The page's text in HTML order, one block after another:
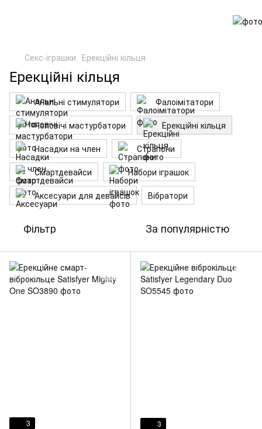
Секс-іграшки Ерекційні кільця
Ерекційні кільця
Анальні стимулятори
Фалоімітатори
Чоловічі мастурбатори
Ерекційні кільця
Насадки на член
Страпони
Смартдевайси
Набори іграшок
Аксесуари для девайсів
Вібратори
Фільтр За популярністю
3
3